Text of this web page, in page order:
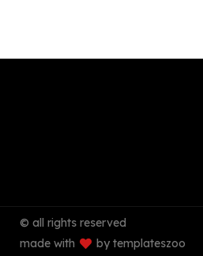
© all rights reserved
made with
by templateszoo